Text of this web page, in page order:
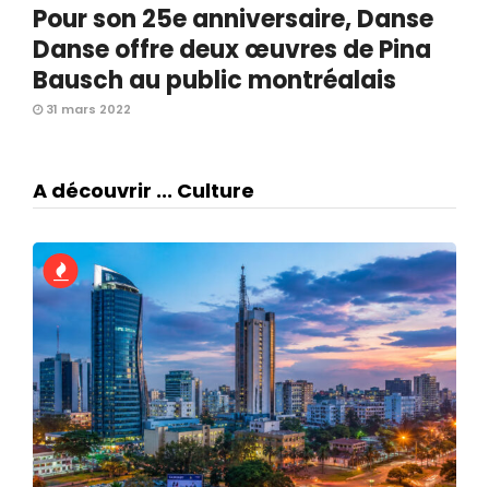
Pour son 25e anniversaire, Danse
Danse offre deux œuvres de Pina
Bausch au public montréalais
31 mars 2022
A découvrir ... Culture